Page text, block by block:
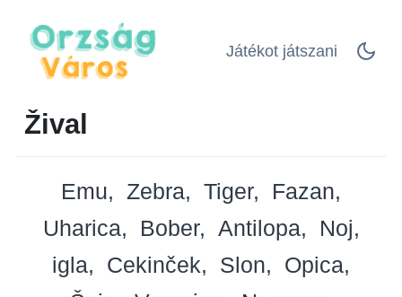
Játékot játszani
Žival
Emu Zebra Tiger
Fazan
Uharica
Bober Antilopa
Noj
igla
Cekinček Slon
Opica